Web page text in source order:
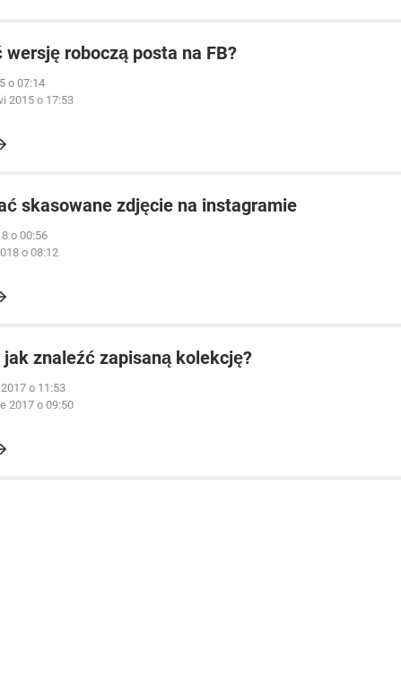
roboczą posta na FB?
o 07:14
2015 o 17:53
skasowane zdjęcie na instagramie
o 00:56
o 08:12
znaleźć zapisaną kolekcję?
o 11:53
2017 o 09:50